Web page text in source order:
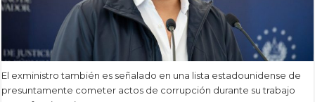
El exministro también es señalado en una lista estadounidense de
presuntamente cometer actos de corrupción durante su trabajo